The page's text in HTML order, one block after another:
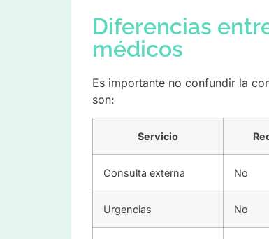
Diferencias
médicos
Es importante no confundir la
son:
Servicio
Consulta externa No
Urgencias No